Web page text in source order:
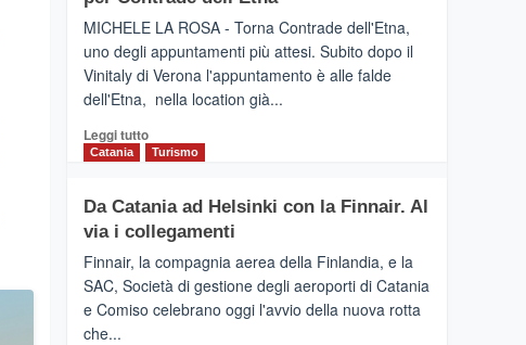
CLUB
–
presenta
“Vino
&
2026”.
Le
dell’enoturismo
sull’Etna
MICHELE LA ROSA - Torna Contrade dell'Etna,
uno degli appuntamenti più attesi. Subito dopo il
Vinitaly di Verona l'appuntamento è alle falde
dell'Etna, nella location già...
Leggi tuttoLeggi
di
RANDAZZO
–
siamo
quasi….
pronti
Catania Turismo
Da Catania ad Helsinki con la Finnair. Al
via i collegamenti
Finnair, la compagnia aerea della Finlandia, e la
SAC, Società di gestione degli aeroporti di Catania
e Comiso celebrano oggi l'avvio della nuova rotta
che...